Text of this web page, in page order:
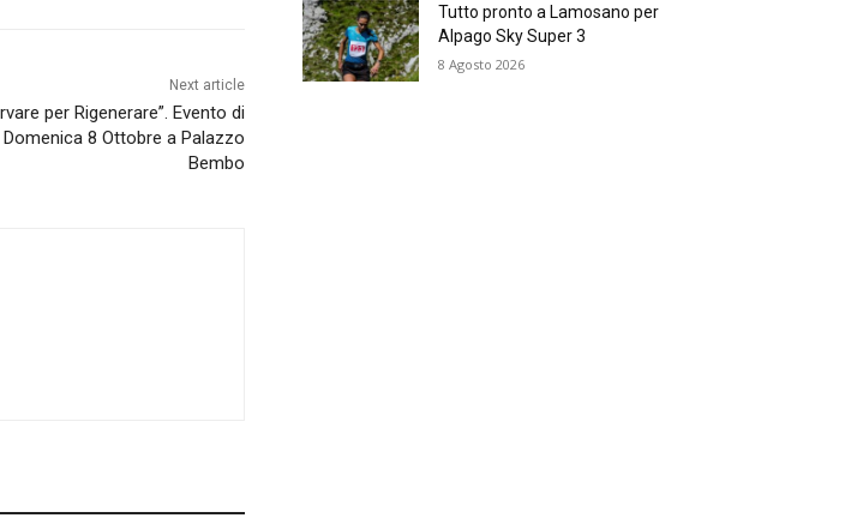
Next article
per Rigenerare”. Evento di
8 Ottobre a Palazzo
Bembo
Tutto pronto a Lamosano per
Alpago Sky Super 3
8 Agosto 2026